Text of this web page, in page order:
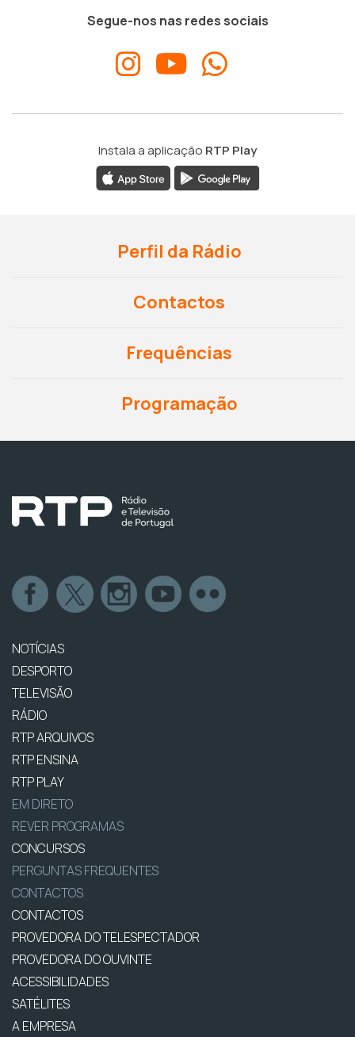
Segue-nos nas redes sociais
Instala a aplicação RTP Play
Perfil da Rádio
Contactos
Frequências
Programação
NOTÍCIAS
DESPORTO
TELEVISÃO
RÁDIO
RTP ARQUIVOS
RTP ENSINA
RTP PLAY
EM DIRETO
REVER PROGRAMAS
CONCURSOS
PERGUNTAS FREQUENTES
CONTACTOS
CONTACTOS
PROVEDORA DO TELESPECTADOR
PROVEDORA DO OUVINTE
ACESSIBILIDADES
SATÉLITES
A EMPRESA